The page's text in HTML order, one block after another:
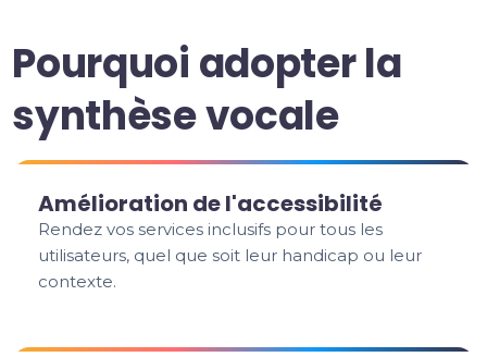
Pourquoi adopter la
synthèse vocale
Amélioration de l'accessibilité
Rendez vos services inclusifs pour tous les
utilisateurs, quel que soit leur handicap ou leur
contexte.